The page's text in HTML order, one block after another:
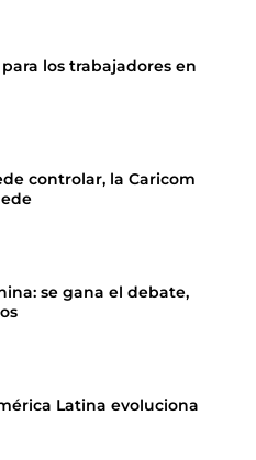
los trabajadores en
controlar, la Caricom
se gana el debate,
Latina evoluciona